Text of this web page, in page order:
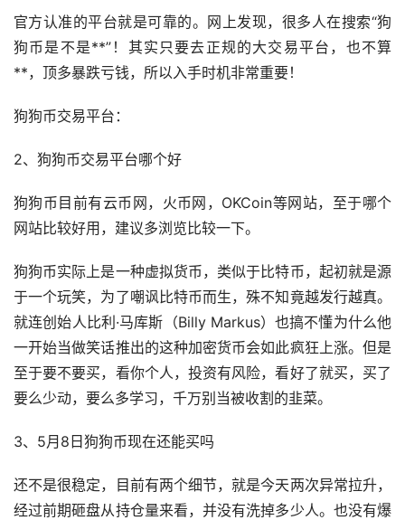
官方认准的平台就是可靠的。网上发现，很多人在搜索“狗
狗币是不是**”！其实只要去正规的大交易平台，也不算
**，顶多暴跌亏钱，所以入手时机非常重要！
狗狗币交易平台：
2、狗狗币交易平台哪个好
狗狗币目前有云币网，火币网，OKCoin等网站，至于哪个
网站比较好用，建议多浏览比较一下。
狗狗币实际上是一种虚拟货币，类似于比特币，起初就是源
于一个玩笑，为了嘲讽比特币而生，殊不知竟越发行越真。
就连创始人比利·马库斯（Billy Markus）也搞不懂为什么他
一开始当做笑话推出的这种加密货币会如此疯狂上涨。但是
至于要不要买，看你个人，投资有风险，看好了就买，买了
要么少动，要么多学习，千万别当被收割的韭菜。
3、5月8日狗狗币现在还能买吗
还不是很稳定，目前有两个细节，就是今天两次异常拉升，
经过前期砸盘从持仓量来看，并没有洗掉多少人。也没有爆